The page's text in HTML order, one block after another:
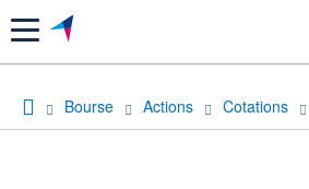
Menu
Bourse Actions Cotations